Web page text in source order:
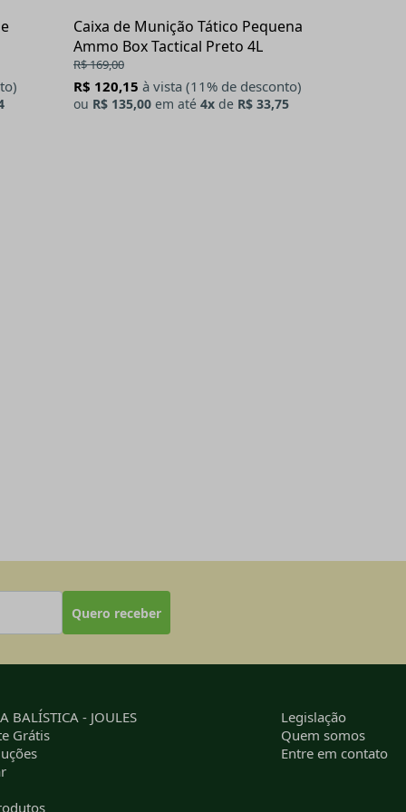
Caixa de Munição Tático Pequena
Ammo Box Tactical Preto 4L
R$ 169,00
R$ 120,15 à vista (11% de desconto)
ou R$ 135,00 em até 4x de R$ 33,75
Quero receber
BALÍSTICA - JOULES
Grátis
Legislação
Quem somos
Entre em contato